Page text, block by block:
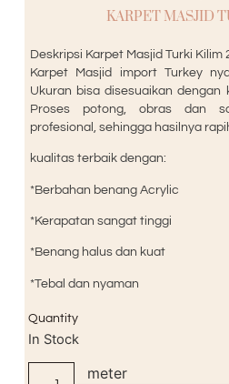
KARPET MASJID
Deskripsi Karpet Masjid Turki Kilim
Karpet Masjid import Turkey
Ukuran bisa disesuaikan dengan
Proses potong, obras dan
profesional, sehingga hasilnya
kualitas terbaik dengan:
*Berbahan benang Acrylic
*Kerapatan sangat tinggi
*Benang halus dan kuat
*Tebal dan nyaman
Quantity
In Stock
meter